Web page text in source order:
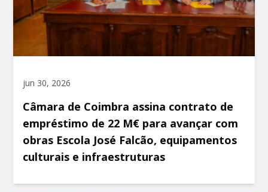
jun 30, 2026
Câmara de Coimbra assina contrato de
empréstimo de 22 M€ para avançar com
obras Escola José Falcão, equipamentos
culturais e infraestruturas